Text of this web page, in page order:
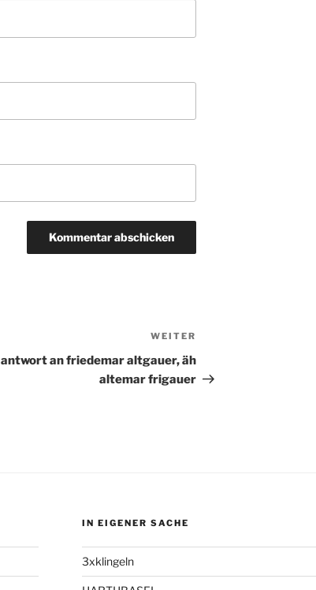
WEITER
antwort an friedemar altgauer, äh
altemar frigauer
IN EIGENER SACHE
3xklingeln